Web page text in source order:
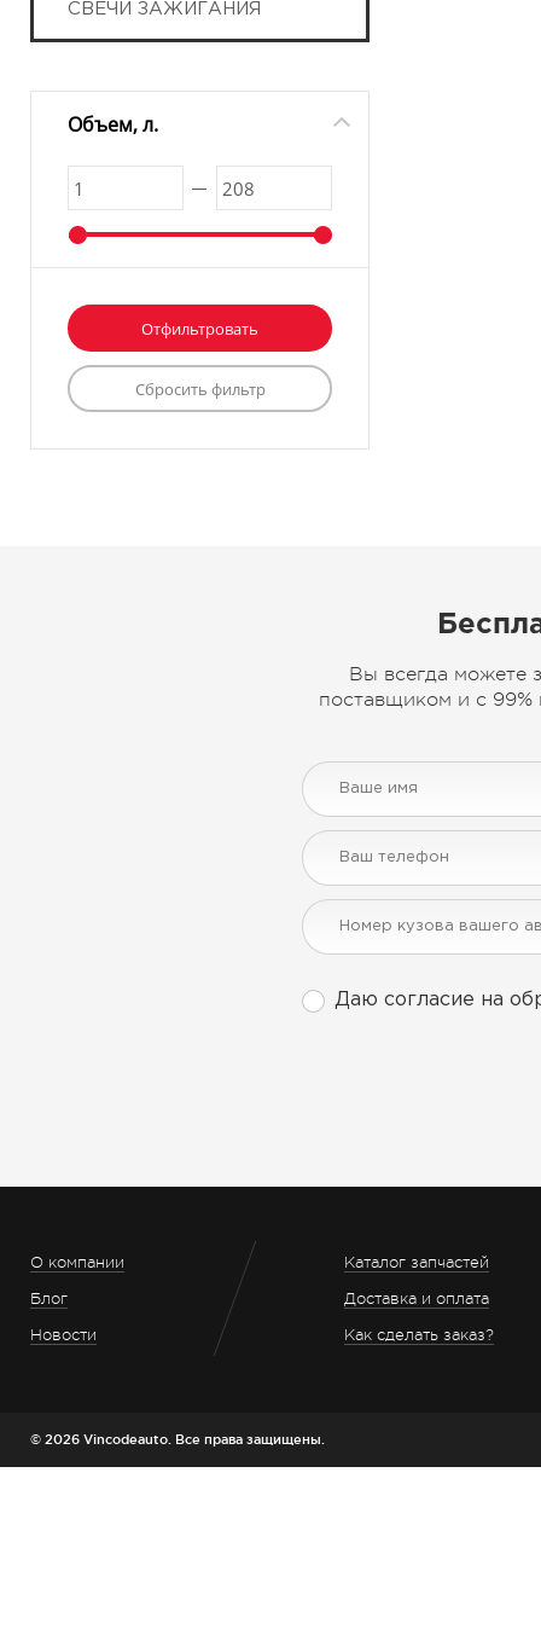
СВЕЧИ ЗАЖИГАНИЯ
Объем, л.
Вы всегда можете
поставщиком и с 99%
Даю согласие на
О компании
Блог
Новости
Каталог запчастей
Доставка и оплата
Как сделать заказ?
© 2026 Vincodeauto. Все права защищены.